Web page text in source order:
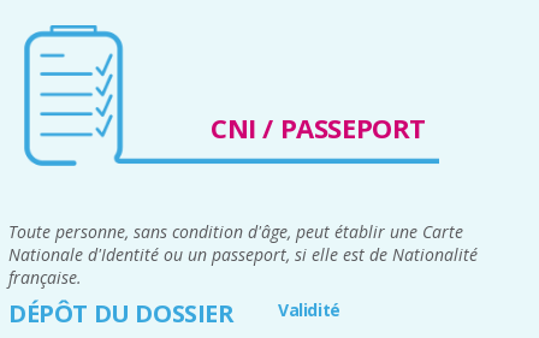
CNI / PASSEPORT
Toute personne, sans condition d'âge, peut établir une Carte
Nationale d'Identité ou un passeport, si elle est de Nationalité
française.
DÉPÔT DU DOSSIER Validité